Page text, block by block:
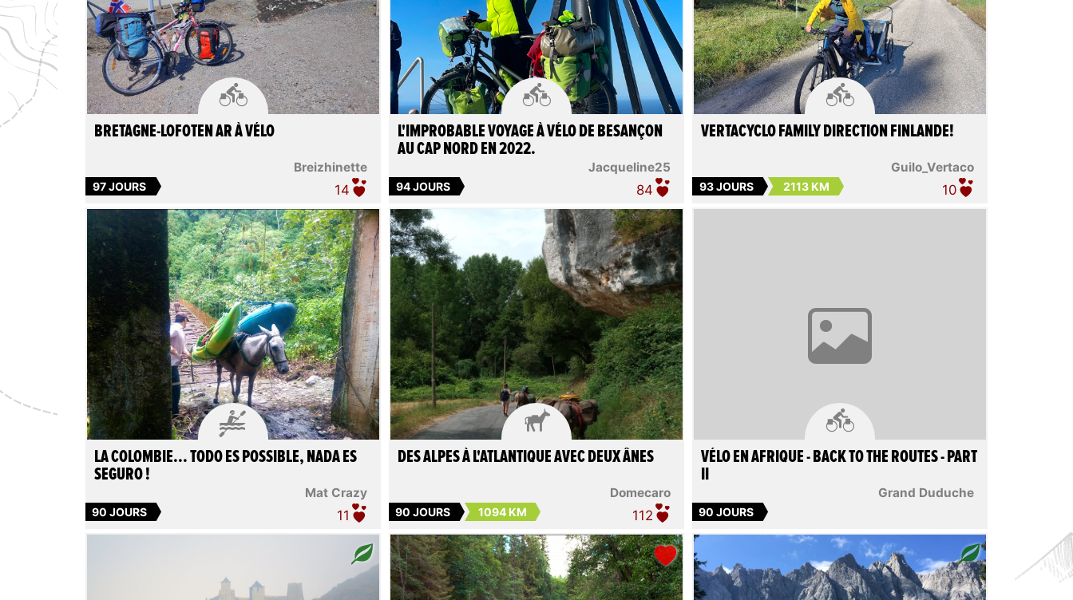

Breizhinette
BRETAGNE-LOFOTEN AR À VÉLO
97 JOURS 14

Jacqueline25
L'IMPROBABLE VOYAGE À VÉLO DE BESANÇON
AU CAP NORD EN 2022.
94 JOURS 84

Guilo_Vertaco
VERTACYCLO FAMILY DIRECTION FINLANDE!
93 JOURS 2113 KM 10

Mat Crazy
LA COLOMBIE... TODO ES POSSIBLE, NADA ES
SEGURO !
90 JOURS 11

Domecaro
DES ALPES À L'ATLANTIQUE AVEC DEUX ÂNES
90 JOURS 1094 KM 112

Grand Duduche
VÉLO EN AFRIQUE - BACK TO THE ROUTES - PART
90 JOURS